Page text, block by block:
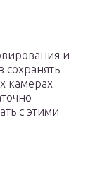
и
сохранять
камерах
с этими